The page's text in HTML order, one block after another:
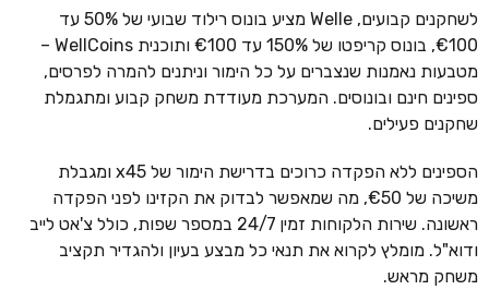
לשחקנים קבועים, Welle מציע בונוס רילוד שבועי של 50% עד
€100, בונוס קריפטו של 150% עד €100 ותוכנית WellCoins –
מטבעות נאמנות שנצברים על כל הימור וניתנים להמרה לפרסים,
ספינים חינם ובונוסים. המערכת מעודדת משחק קבוע ומתגמלת
שחקנים פעילים.
הספינים ללא הפקדה כרוכים בדרישת הימור של x45 ומגבלת
משיכה של €50, מה שמאפשר לבדוק את הקזינו לפני הפקדה
ראשונה. שירות הלקוחות זמין 24/7 במספר שפות, כולל צ'אט לייב
ודוא"ל. מומלץ לקרוא את תנאי כל מבצע בעיון ולהגדיר תקציב
משחק מראש.